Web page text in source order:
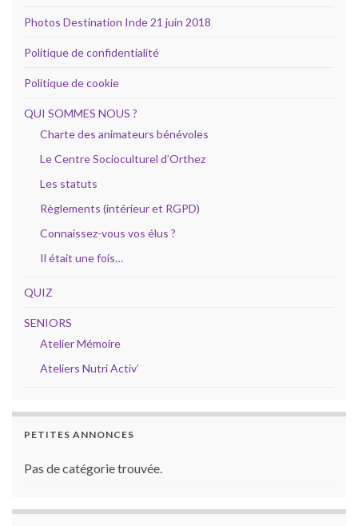
Photos Destination Inde 21 juin 2018
Politique de confidentialité
Politique de cookie
QUI SOMMES NOUS ?
Charte des animateurs bénévoles
Le Centre Socioculturel d’Orthez
Les statuts
Règlements (intérieur et RGPD)
Connaissez-vous vos élus ?
Il était une fois…
QUIZ
SENIORS
Atelier Mémoire
Ateliers Nutri Activ’
PETITES ANNONCES
Pas de catégorie trouvée.